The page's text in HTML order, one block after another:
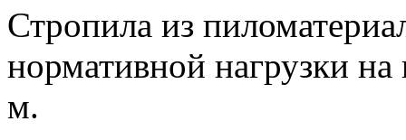
Стропила из
нормативной нагрузки
м.